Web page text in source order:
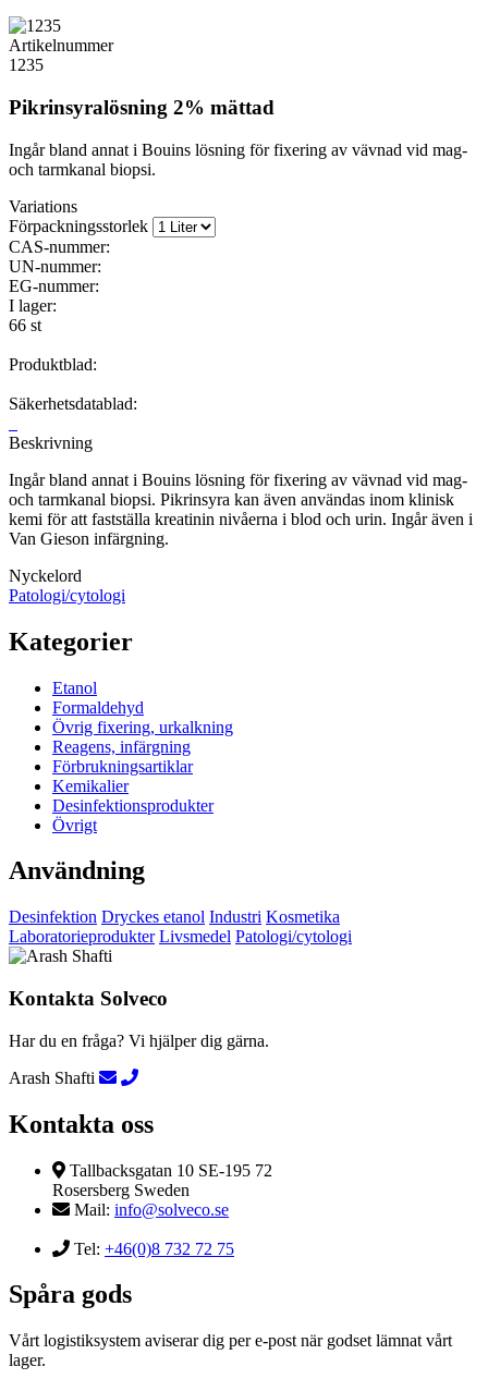
Artikelnummer
1235
Pikrinsyralösning 2% mättad
Ingår bland annat i Bouins lösning för fixering av vävnad vid mag-
och tarmkanal biopsi.
Variations
Förpackningsstorlek
CAS-nummer:
UN-nummer:
EG-nummer:
I lager:
66 st
Produktblad:
Säkerhetsdatablad:
Beskrivning
Ingår bland annat i Bouins lösning för fixering av vävnad vid mag-
och tarmkanal biopsi. Pikrinsyra kan även användas inom klinisk
kemi för att fastställa kreatinin nivåerna i blod och urin. Ingår även i
Van Gieson infärgning.
Nyckelord
Patologi/cytologi
Kategorier
Etanol
Formaldehyd
Övrig fixering, urkalkning
Reagens, infärgning
Förbrukningsartiklar
Kemikalier
Desinfektionsprodukter
Övrigt
Användning
Desinfektion Dryckes etanol Industri Kosmetika
Laboratorieprodukter Livsmedel Patologi/cytologi
Kontakta Solveco
Har du en fråga? Vi hjälper dig gärna.
Arash Shafti
Kontakta oss
Tallbacksgatan 10 SE-195 72
Rosersberg Sweden
Mail: info@solveco.se
Tel: +46(0)8 732 72 75
Spåra gods
Vårt logistiksystem aviserar dig per e-post när godset lämnat vårt
lager.